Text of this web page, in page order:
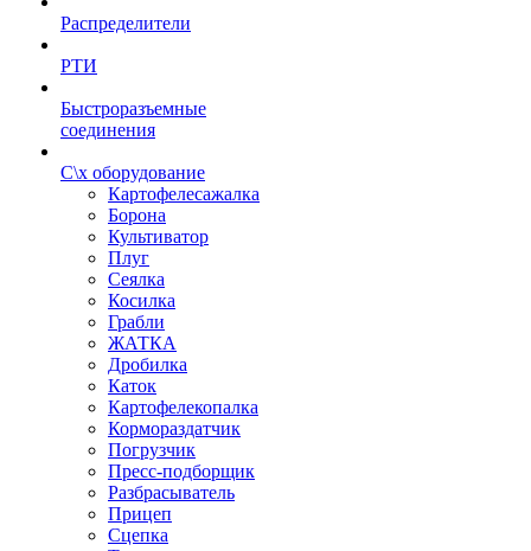
Распределители
РТИ
Быстроразъемные
соединения
С\х оборудование
Картофелесажалка
Борона
Культиватор
Плуг
Сеялка
Косилка
Грабли
ЖАТКА
Дробилка
Каток
Картофелекопалка
Кормораздатчик
Погрузчик
Пресс-подборщик
Разбрасыватель
Прицеп
Сцепка